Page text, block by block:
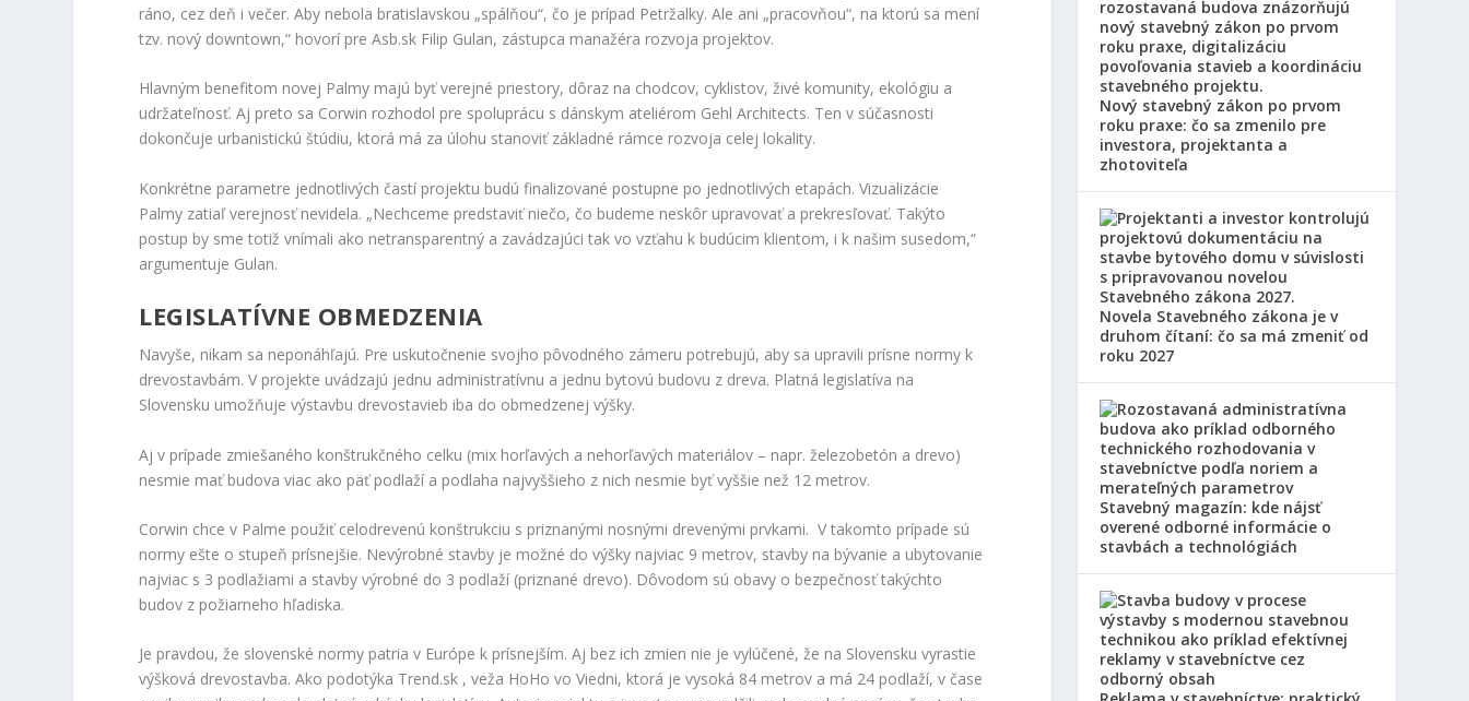
ráno, cez deň i večer. Aby nebola bratislavskou „spálňou“, čo je prípad Petržalky. Ale ani „pracovňou“, na ktorú sa mení
tzv. nový downtown,“ hovorí pre Asb.sk Filip Gulan, zástupca manažéra rozvoja projektov.
Hlavným benefitom novej Palmy majú byť verejné priestory, dôraz na chodcov, cyklistov, živé komunity, ekológiu a
udržateľnosť. Aj preto sa Corwin rozhodol pre spoluprácu s dánskym ateliérom Gehl Architects. Ten v súčasnosti
dokončuje urbanistickú štúdiu, ktorá má za úlohu stanoviť základné rámce rozvoja celej lokality.
Konkrétne parametre jednotlivých častí projektu budú finalizované postupne po jednotlivých etapách. Vizualizácie
Palmy zatiaľ verejnosť nevidela. „Nechceme predstaviť niečo, čo budeme neskôr upravovať a prekresľovať. Takýto
postup by sme totiž vnímali ako netransparentný a zavádzajúci tak vo vzťahu k budúcim klientom, i k našim susedom,“
argumentuje Gulan.
LEGISLATÍVNE OBMEDZENIA
Navyše, nikam sa neponáhľajú. Pre uskutočnenie svojho pôvodného zámeru potrebujú, aby sa upravili prísne normy k
drevostavbám. V projekte uvádzajú jednu administratívnu a jednu bytovú budovu z dreva. Platná legislatíva na
Slovensku umožňuje výstavbu drevostavieb iba do obmedzenej výšky.
Aj v prípade zmiešaného konštrukčného celku (mix horľavých a nehorľavých materiálov – napr. železobetón a drevo)
nesmie mať budova viac ako päť podlaží a podlaha najvyššieho z nich nesmie byť vyššie než 12 metrov.
Corwin chce v Palme použiť celodrevenú konštrukciu s priznanými nosnými drevenými prvkami. V takomto prípade sú
normy ešte o stupeň prísnejšie. Nevýrobné stavby je možné do výšky najviac 9 metrov, stavby na bývanie a ubytovanie
najviac s 3 podlažiami a stavby výrobné do 3 podlaží (priznané drevo). Dôvodom sú obavy o bezpečnosť takýchto
budov z požiarneho hľadiska.
Je pravdou, že slovenské normy patria v Európe k prísnejším. Aj bez ich zmien nie je vylúčené, že na Slovensku vyrastie
výšková drevostavba. Ako podotýka Trend.sk , veža HoHo vo Viedni, ktorá je vysoká 84 metrov a má 24 podlaží, v čase
Nový stavebný zákon po prvom
roku praxe: čo sa zmenilo pre
investora, projektanta a
zhotoviteľa
Novela Stavebného zákona je v
druhom čítaní: čo sa má zmeniť od
roku 2027
Stavebný magazín: kde nájsť
overené odborné informácie o
stavbách a technológiách